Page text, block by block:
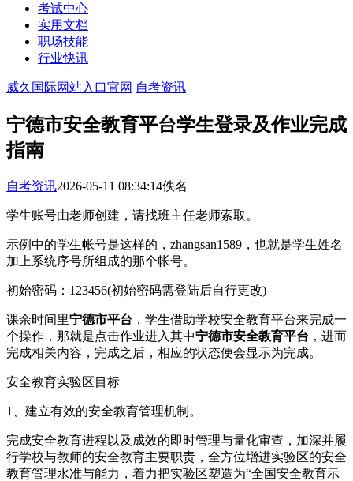
考试中心
实用文档
职场技能
行业快讯
威久国际网站入口官网 自考资讯
宁德市安全教育平台学生登录及作业完成
指南
自考资讯2026-05-11 08:34:14佚名
学生账号由老师创建，请找班主任老师索取。
示例中的学生帐号是这样的，zhangsan1589，也就是学生姓名
加上系统序号所组成的那个帐号。
初始密码：123456(初始密码需登陆后自行更改)
课余时间里宁德市平台 ，学生借助学校安全教育平台来完成一
个操作，那就是点击作业进入其中宁德市安全教育平台 ，进而
完成相关内容，完成之后，相应的状态便会显示为完成。
安全教育实验区目标
1、建立有效的安全教育管理机制。
完成安全教育进程以及成效的即时管理与量化审查，加深并履
行学校与教师的安全教育主要职责，全方位增进实验区的安全
教育管理水准与能力，着力把实验区塑造为“全国安全教育示